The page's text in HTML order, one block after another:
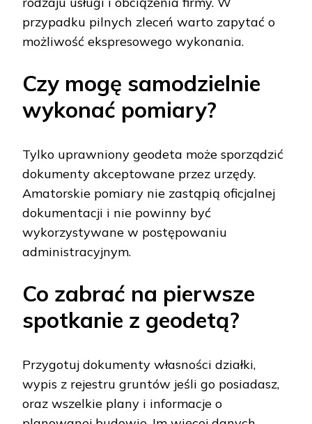
przypadku pilnych zleceń warto zapytać o
możliwość ekspresowego wykonania.
Czy mogę samodzielnie
wykonać pomiary?
Tylko uprawniony geodeta może sporządzić
dokumenty akceptowane przez urzędy.
Amatorskie pomiary nie zastąpią oficjalnej
dokumentacji i nie powinny być
wykorzystywane w postępowaniu
administracyjnym.
Co zabrać na pierwsze
spotkanie z geodetą?
Przygotuj dokumenty własności działki,
wypis z rejestru gruntów jeśli go posiadasz,
oraz wszelkie plany i informacje o